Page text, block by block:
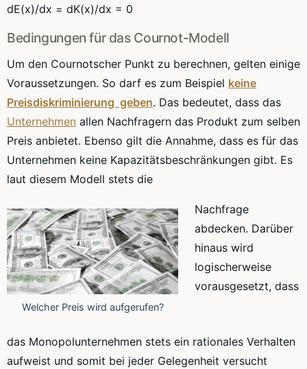
dE(x)/dx = dK(x)/dx = 0
Bedingungen für das Cournot-Modell
Um den Cournotscher Punkt zu berechnen, gelten einige
Voraussetzungen. So darf es zum Beispiel keine
Preisdiskriminierung geben. Das bedeutet, dass das
Unternehmen allen Nachfragern das Produkt zum selben
Preis anbietet. Ebenso gilt die Annahme, dass es für das
Unternehmen keine Kapazitätsbeschränkungen gibt. Es
laut diesem Modell stets die
Welcher Preis wird aufgerufen?
Nachfrage
abdecken. Darüber
hinaus wird
logischerweise
vorausgesetzt, dass
das Monopolunternehmen stets ein rationales Verhalten
aufweist und somit bei jeder Gelegenheit versucht